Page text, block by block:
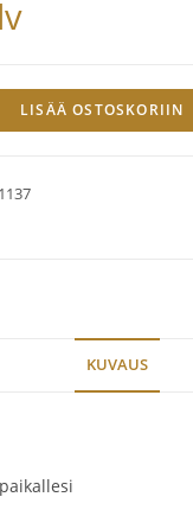
LISÄÄ OSTOSKORIIN
1137
KUVAUS